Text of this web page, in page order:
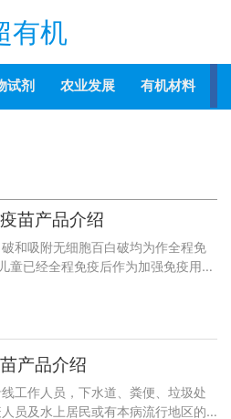
有机
试剂 农业发展 有机材料
苗产品介绍
和吸附无细胞百白破均为作全程免
童已经全程免疫后作为加强免疫用。
产品介绍
工作人员，下水道、粪便、垃圾处
员及水上居民或有本病流行地区的